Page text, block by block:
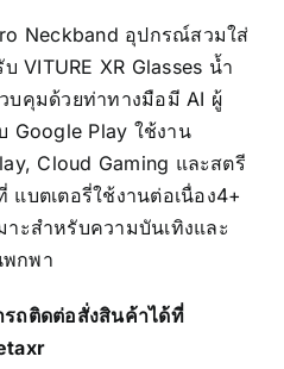
through
11,000.00฿
Neckband อุปกรณ์สวมใส่
VITURE XR Glasses น้ำ
บคุมด้วยท่าทางมือมี AI ผู้
Google Play ใช้งาน
Cloud Gaming และสตรี
แบตเตอรี่ใช้งานต่อเนื่อง4+
าะสำหรับความบันเทิงและ
พกพา
รถติดต่อสั่งสินค้าได้ที่